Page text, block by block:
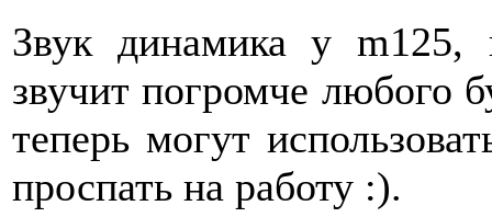
Звук динамика у m125,
звучит погромче любого
теперь могут
проспать на работу :).